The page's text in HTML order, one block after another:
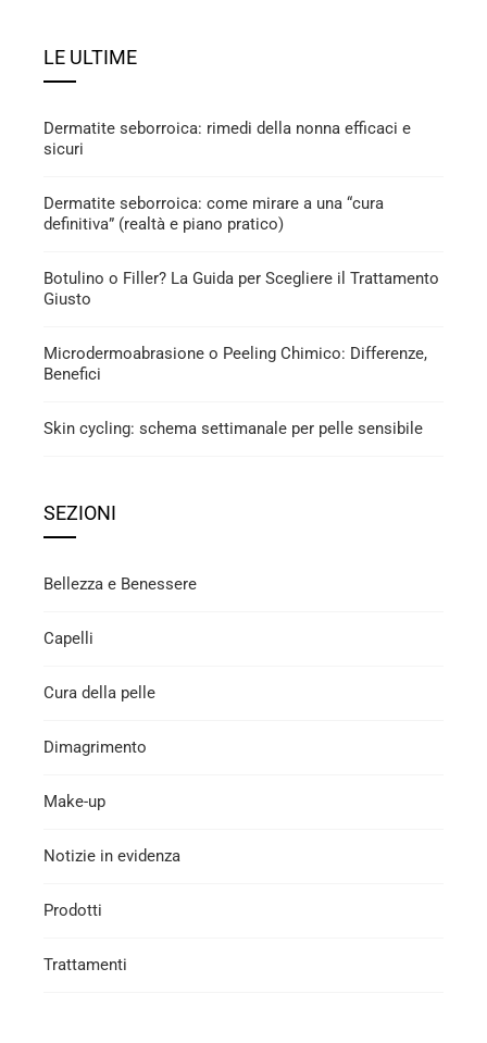
LE ULTIME
Dermatite seborroica: rimedi della nonna efficaci e
sicuri
Dermatite seborroica: come mirare a una “cura
definitiva” (realtà e piano pratico)
Botulino o Filler? La Guida per Scegliere il Trattamento
Giusto
Microdermoabrasione o Peeling Chimico: Differenze,
Benefici
Skin cycling: schema settimanale per pelle sensibile
SEZIONI
Bellezza e Benessere
Capelli
Cura della pelle
Dimagrimento
Make-up
Notizie in evidenza
Prodotti
Trattamenti